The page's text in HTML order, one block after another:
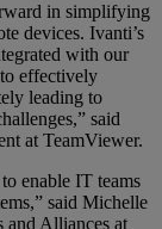
in simplifying
devices. Ivanti’s
with our
effectively
leading to
said
at TeamViewer.
enable IT teams
said Michelle
and Alliances at